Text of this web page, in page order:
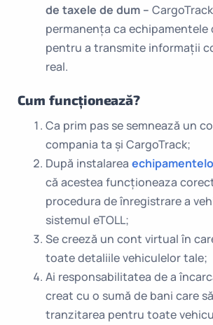
de taxele de dum –
permanența ca
pentru a transmite informații
real.
Cum funcționează?
Ca prim pas se semnează un
compania ta și CargoTrack;
După instalarea
că acestea funcționeaza
procedura de înregistrare a
sistemul eTOLL;
Se creeză un cont virtual în
toate detaliile vehiculelor tale;
Ai responsabilitatea de a
creat cu o sumă de bani care
tranzitarea pentru toate